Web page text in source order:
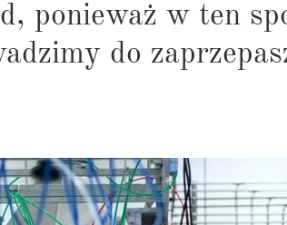
ponieważ w ten
do